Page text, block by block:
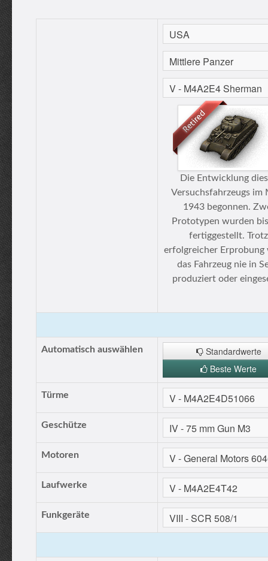
Die Entwicklung
Versuchsfahrzeugs im
1943 begonnen.
Prototypen wurden
fertiggestellt. Trotz
erfolgreicher Erprobung
das Fahrzeug nie in
produziert oder
Automatisch auswählen
Standardwerte
Beste Werte
Türme
Geschütze
Motoren
Laufwerke
Funkgeräte